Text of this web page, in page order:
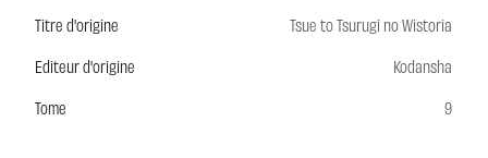
Titre d'origine
Tsue to Tsurugi no Wistoria
Editeur d'origine
Kodansha
Tome
9